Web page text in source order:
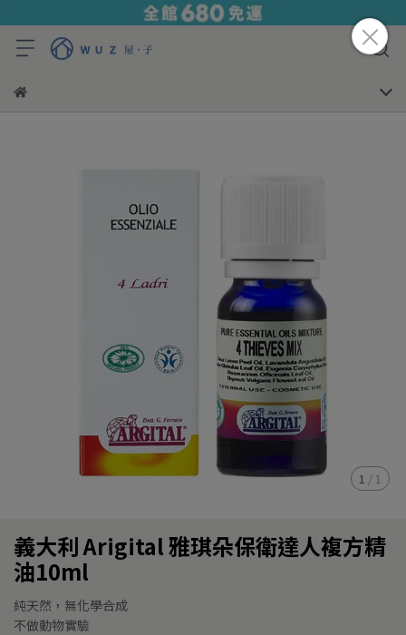
1 / 1
義大利 Arigital 雅琪朵保衛達人複方精
油10ml
純天然，無化學合成
不做動物實驗